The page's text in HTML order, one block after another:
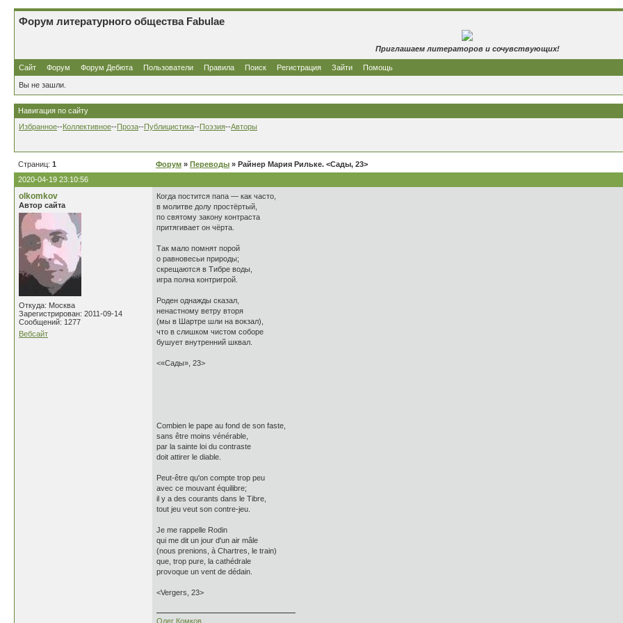
Форум литературного общества Fabulae
Приглашаем литераторов и сочувствующих!
Сайт Форум Форум Дебюта Пользователи Правила Поиск Регистрация Зайти Помощь
Вы не зашли.
Навигация по сайту
Избранное--Коллективное--Проза--Публицистика--Поэзия--Авторы
Страниц: 1 Форум » Переводы » Райнер Мария Рильке. <Сады, 23>
2020-04-19 23:10:56
olkomkov
Автор сайта
Откуда: Москва
Зарегистрирован: 2011-09-14
Сообщений: 1277
Вебсайт
Когда постится папа — как часто,
в молитве долу простёртый,
по святому закону контраста
притягивает он чёрта.
Так мало помнят порой
о равновесьи природы;
скрещаются в Тибре воды,
игра полна контригрой.
Роден однажды сказал,
ненастному ветру вторя
(мы в Шартре шли на вокзал),
что в слишком чистом соборе
бушует внутренний шквал.
<«Сады», 23>
Combien le pape au fond de son faste,
sans être moins vénérable,
par la sainte loi du contraste
doit attirer le diable.
Peut-être qu'on compte trop peu
avec ce mouvant équilibre;
il y a des courants dans le Tibre,
tout jeu veut son contre-jeu.
Je me rappelle Rodin
qui me dit un jour d'un air mâle
(nous prenions, à Chartres, le train)
que, trop pure, la cathédrale
provoque un vent de dédain.
<Vergers, 23>
Олег Комков